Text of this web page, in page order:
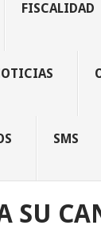
FISCALIDAD
SMS
SU